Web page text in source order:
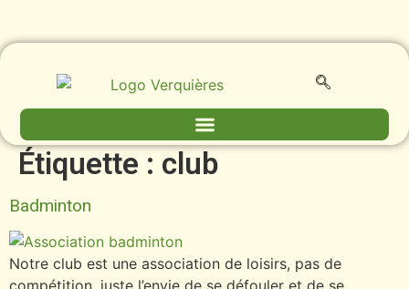
Étiquette : club
Badminton
Notre club est une association de loisirs, pas de
compétition, juste l’envie de se défouler et de se